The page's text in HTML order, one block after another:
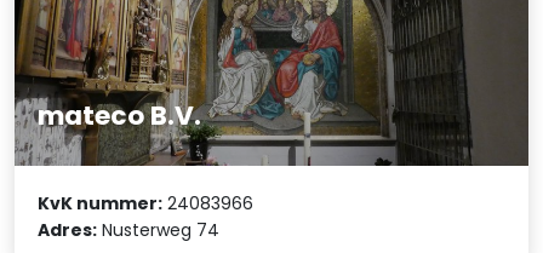
mateco B.V.
KvK nummer: 24083966
Adres: Nusterweg 74